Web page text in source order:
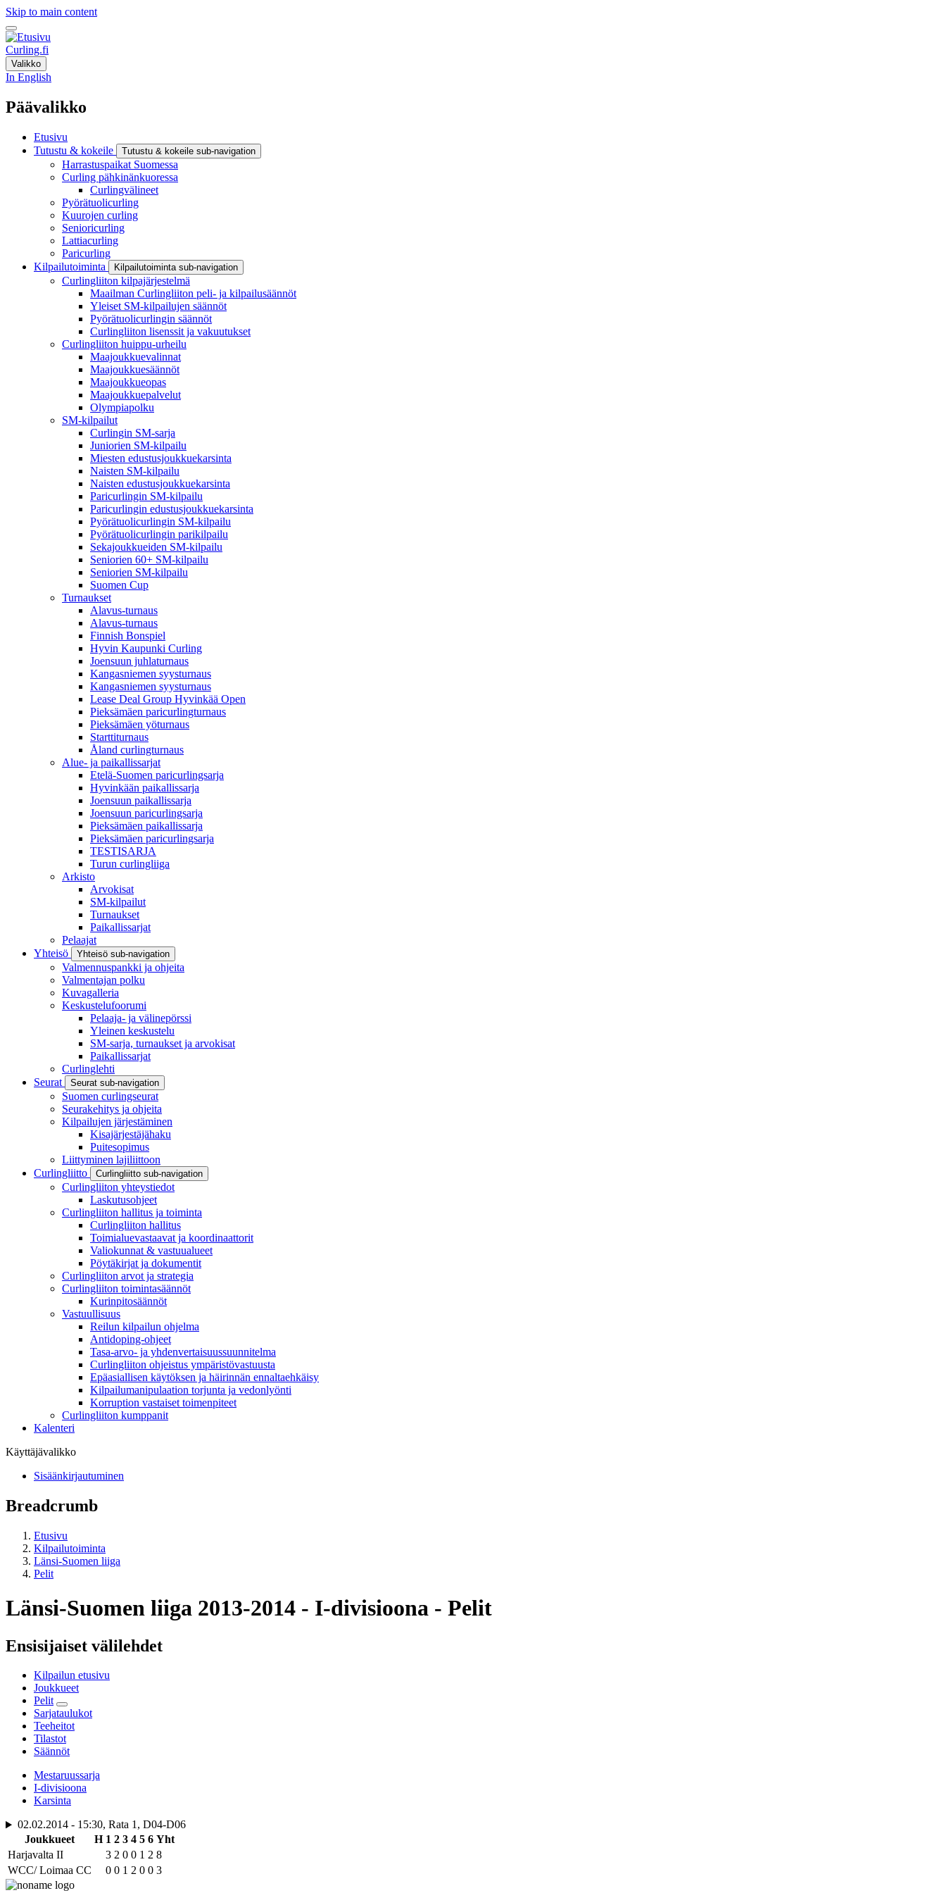
Skip to main content
Curling.fi
Valikko
In English
Päävalikko
Etusivu
Tutustu & kokeile
Tutustu & kokeile sub-navigation
Harrastuspaikat Suomessa
Curling pähkinänkuoressa
Curlingvälineet
Pyörätuolicurling
Kuurojen curling
Senioricurling
Lattiacurling
Paricurling
Kilpailutoiminta
Kilpailutoiminta sub-navigation
Curlingliiton kilpajärjestelmä
Maailman Curlingliiton peli- ja kilpailusäännöt
Yleiset SM-kilpailujen säännöt
Pyörätuolicurlingin säännöt
Curlingliiton lisenssit ja vakuutukset
Curlingliiton huippu-urheilu
Maajoukkuevalinnat
Maajoukkuesäännöt
Maajoukkueopas
Maajoukkuepalvelut
Olympiapolku
SM-kilpailut
Curlingin SM-sarja
Juniorien SM-kilpailu
Miesten edustusjoukkuekarsinta
Naisten SM-kilpailu
Naisten edustusjoukkuekarsinta
Paricurlingin SM-kilpailu
Paricurlingin edustusjoukkuekarsinta
Pyörätuolicurlingin SM-kilpailu
Pyörätuolicurlingin parikilpailu
Sekajoukkueiden SM-kilpailu
Seniorien 60+ SM-kilpailu
Seniorien SM-kilpailu
Suomen Cup
Turnaukset
Alavus-turnaus
Alavus-turnaus
Finnish Bonspiel
Hyvin Kaupunki Curling
Joensuun juhlaturnaus
Kangasniemen syysturnaus
Kangasniemen syysturnaus
Lease Deal Group Hyvinkää Open
Pieksämäen paricurlingturnaus
Pieksämäen yöturnaus
Starttiturnaus
Åland curlingturnaus
Alue- ja paikallissarjat
Etelä-Suomen paricurlingsarja
Hyvinkään paikallissarja
Joensuun paikallissarja
Joensuun paricurlingsarja
Pieksämäen paikallissarja
Pieksämäen paricurlingsarja
TESTISARJA
Turun curlingliiga
Arkisto
Arvokisat
SM-kilpailut
Turnaukset
Paikallissarjat
Pelaajat
Yhteisö
Yhteisö sub-navigation
Valmennuspankki ja ohjeita
Valmentajan polku
Kuvagalleria
Keskustelufoorumi
Pelaaja- ja välinepörssi
Yleinen keskustelu
SM-sarja, turnaukset ja arvokisat
Paikallissarjat
Curlinglehti
Seurat
Seurat sub-navigation
Suomen curlingseurat
Seurakehitys ja ohjeita
Kilpailujen järjestäminen
Kisajärjestäjähaku
Puitesopimus
Liittyminen lajiliittoon
Curlingliitto
Curlingliitto sub-navigation
Curlingliiton yhteystiedot
Laskutusohjeet
Curlingliiton hallitus ja toiminta
Curlingliiton hallitus
Toimialuevastaavat ja koordinaattorit
Valiokunnat & vastuualueet
Pöytäkirjat ja dokumentit
Curlingliiton arvot ja strategia
Curlingliiton toimintasäännöt
Kurinpitosäännöt
Vastuullisuus
Reilun kilpailun ohjelma
Antidoping-ohjeet
Tasa-arvo- ja yhdenvertaisuussuunnitelma
Curlingliiton ohjeistus ympäristövastuusta
Epäasiallisen käytöksen ja häirinnän ennaltaehkäisy
Kilpailumanipulaation torjunta ja vedonlyönti
Korruption vastaiset toimenpiteet
Curlingliiton kumppanit
Kalenteri
Käyttäjävalikko
Sisäänkirjautuminen
Breadcrumb
Etusivu
Kilpailutoiminta
Länsi-Suomen liiga
Pelit
Länsi-Suomen liiga 2013-2014 - I-divisioona - Pelit
Ensisijaiset välilehdet
Kilpailun etusivu
Joukkueet
Pelit
Sarjataulukot
Teeheitot
Tilastot
Säännöt
Mestaruussarja
I-divisioona
Karsinta
02.02.2014 - 15:30, Rata 1, D04-D06
Joukkueet
H 1 2 3 4 5 6 Yht
Harjavalta II
3 2 0 0 1 2 8
WCC/ Loimaa CC
0 0 1 2 0 0 3